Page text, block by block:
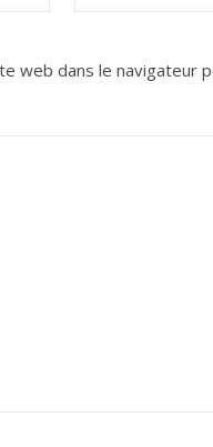
web dans le navigateur